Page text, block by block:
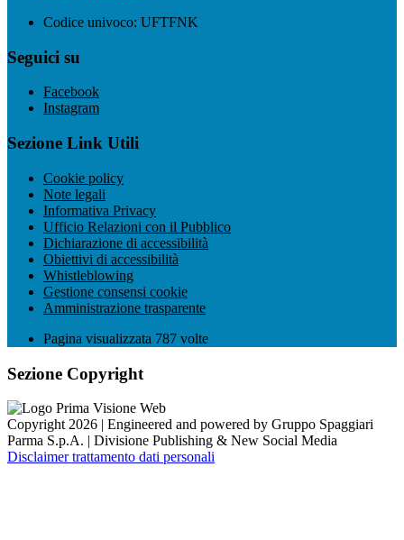
Codice univoco: UFTFNK
Seguici su
Facebook
Instagram
Sezione Link Utili
Cookie policy
Note legali
Informativa Privacy
Ufficio Relazioni con il Pubblico
Dichiarazione di accessibilità
Obiettivi di accessibilità
Whistleblowing
Gestione consensi cookie
Amministrazione trasparente
Pagina visualizzata 787 volte
Sezione Copyright
Copyright 2026 | Engineered and powered by Gruppo Spaggiari
Parma S.p.A. | Divisione Publishing & New Social Media
Disclaimer trattamento dati personali